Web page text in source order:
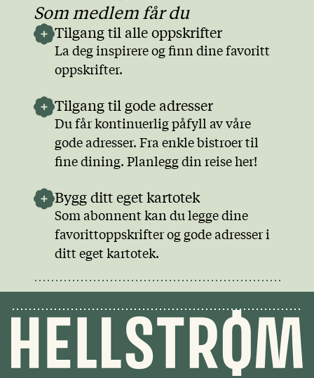
Som medlem får du
Tilgang til alle oppskrifter
La deg inspirere og finn dine favoritt
oppskrifter.
Tilgang til gode adresser
Du får kontinuerlig påfyll av våre
gode adresser. Fra enkle bistroer til
fine dining. Planlegg din reise her!
Bygg ditt eget kartotek
Som abonnent kan du legge dine
favorittoppskrifter og gode adresser i
ditt eget kartotek.